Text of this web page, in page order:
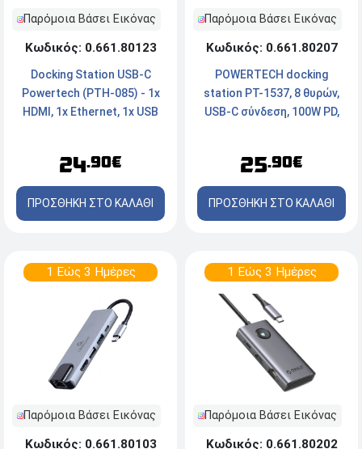
Παρόμοια Βάσει Εικόνας
Κωδικός: 0.661.80123
Docking Station USB-C
Powertech (PTH-085) - 1x
HDMI, 1x Ethernet, 1x USB
24.90€
ΠΡΟΣΘΗΚΗ ΣΤΟ ΚΑΛΑΘΙ
Παρόμοια Βάσει Εικόνας
Κωδικός: 0.661.80207
POWERTECH docking
station PT-1537, 8 θυρών,
USB-C σύνδεση, 100W PD,
25.90€
ΠΡΟΣΘΗΚΗ ΣΤΟ ΚΑΛΑΘΙ
1 Εώς 3 Ημέρες
Παρόμοια Βάσει Εικόνας
Κωδικός: 0.661.80103
1 Εώς 3 Ημέρες
Παρόμοια Βάσει Εικόνας
Κωδικός: 0.661.80202